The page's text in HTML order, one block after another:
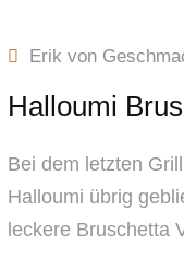
Erik von
Halloumi
Bei dem letzten
Halloumi übrig
leckere Bruschetta